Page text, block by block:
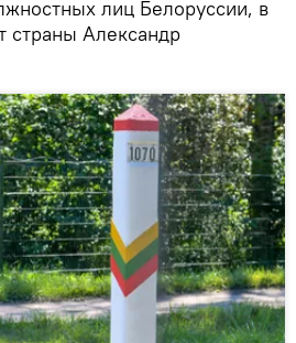
лиц Белоруссии, в
страны Александр